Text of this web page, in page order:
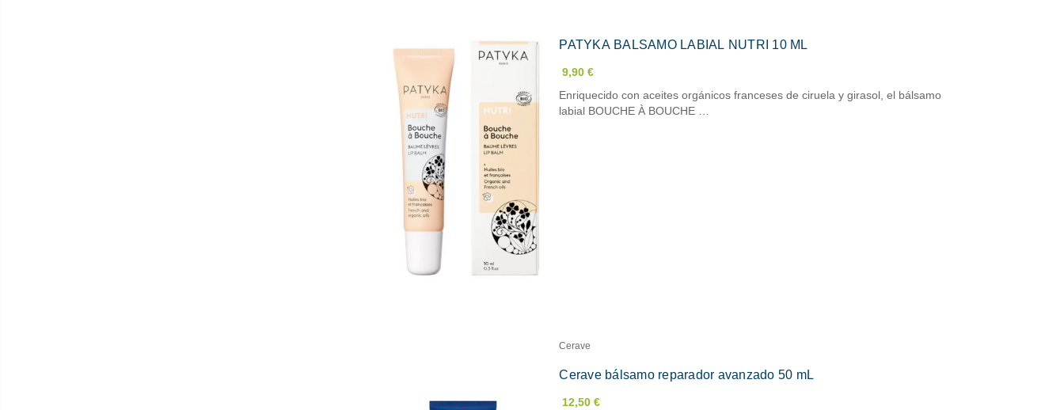
PATYKA BALSAMO LABIAL NUTRI 10 ML
9,90 €
Enriquecido con aceites orgánicos franceses de ciruela y girasol, el bálsamo
labial BOUCHE À BOUCHE …
Cerave
Cerave bálsamo reparador avanzado 50 mL
12,50 €